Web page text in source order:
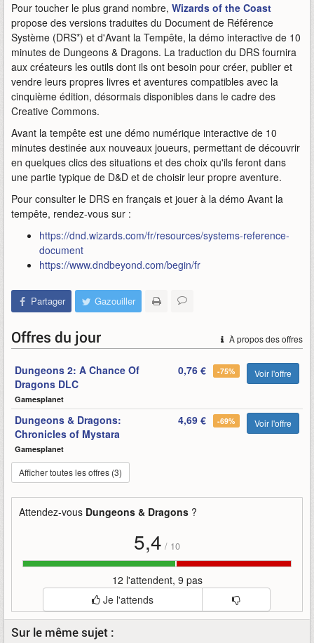
Pour toucher le plus grand nombre, Wizards of the Coast
propose des versions traduites du Document de Référence
Système (DRS*) et d'Avant la Tempête, la démo interactive de 10
minutes de Dungeons & Dragons. La traduction du DRS fournira
aux créateurs les outils dont ils ont besoin pour créer, publier et
vendre leurs propres livres et aventures compatibles avec la
cinquième édition, désormais disponibles dans le cadre des
Creative Commons.
Avant la tempête est une démo numérique interactive de 10
minutes destinée aux nouveaux joueurs, permettant de découvrir
en quelques clics des situations et des choix qu'ils feront dans
une partie typique de D&D et de choisir leur propre aventure.
Pour consulter le DRS en français et jouer à la démo Avant la
tempête, rendez-vous sur :
https://dnd.wizards.com/fr/resources/systems-reference-
document
https://www.dndbeyond.com/begin/fr
Partager Gazouiller
À propos des offres
Offres du jour
Dungeons 2: A Chance Of
Dragons DLC
Gamesplanet
0,76 € -75% Voir l'offre
Dungeons & Dragons:
Chronicles of Mystara
Gamesplanet
4,69 € -69% Voir l'offre
Afficher toutes les offres (3)
Attendez-vous Dungeons & Dragons ?
5,4 / 10
12 l'attendent, 9 pas
Je l'attends
Sur le même sujet :